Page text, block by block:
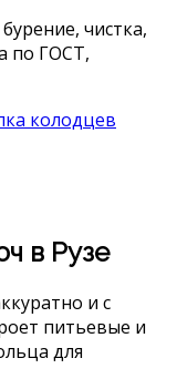
чистка,
по ГОСТ,
колодцев
в Рузе
и с
питьевые и
для